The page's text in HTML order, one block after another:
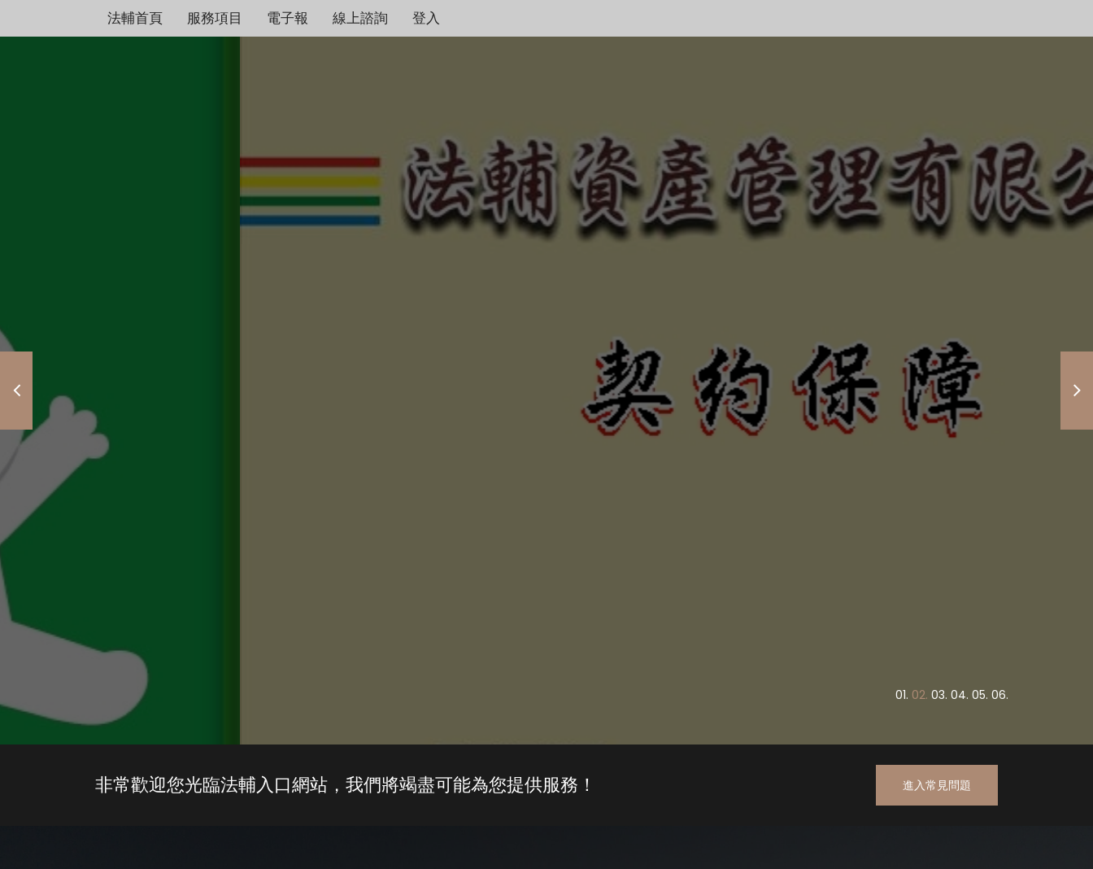
法輔首頁 服務項目 電子報 線上諮詢 登入
契約保障！
本公司秉持著合情合理合法、正規經營、健全制
度，只要是合法有憑據的債權！
力、困難度高低與
否，定當竭盡心力
01. 02. 03. 04. 05. 06.
非常歡迎您光臨法輔入口網站，我們將竭盡可能為您提供服務！ 進入常見問題